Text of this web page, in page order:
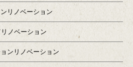
リノベーション
ノベーション
ンリノベーション